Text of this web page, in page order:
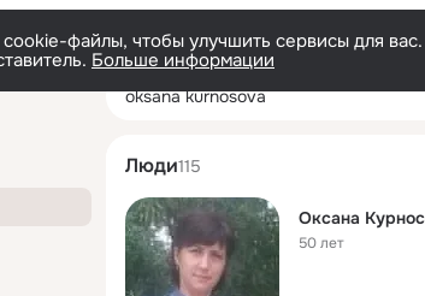
файлы, чтобы улучшить сервисы для
Больше информации
oksana kurnosova
Люди115
Оксана
50 лет